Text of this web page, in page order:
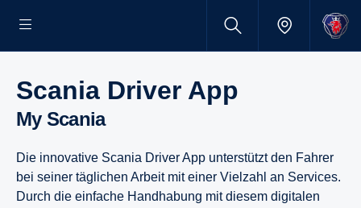
Scania Driver App
My Scania
Die innovative Scania Driver App unterstützt den Fahrer
bei seiner täglichen Arbeit mit einer Vielzahl an Services.
Durch die einfache Handhabung mit diesem digitalen